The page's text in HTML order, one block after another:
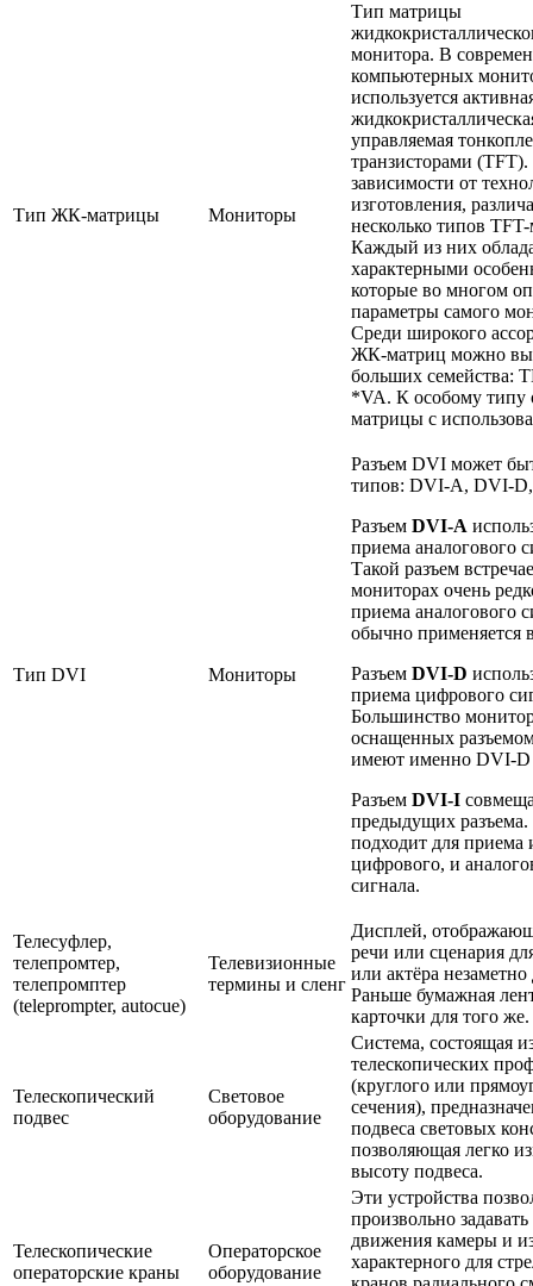
Тип ЖК-матрицы Мониторы
Тип матрицы
монитора. В
компьютерных
используется
управляемая
транзисторами
зависимости от
изготовления,
несколько типов
Каждый из них
характерными
которые во многом
параметры самого
Среди широкого
ЖК-матриц можно
больших семейства:
*VA. К особому типу
матрицы с
Тип DVI Мониторы
Разъем DVI может
типов: DVI-A, DVI-
Разъем DVI-A
приема аналогового
Такой разъем
мониторах очень
приема аналогового
обычно применяется
Разъем DVI-D
приема цифрового
Большинство
оснащенных
имеют именно DVI-D
Разъем DVI-I
предыдущих
подходит для приема
цифрового, и
сигнала.
Телесуфлер,
телепромтер,
телепромптер
(teleprompter, autocue)
Телевизионные
термины и сленг
Дисплей,
речи или сценария
или актёра незаметно
Раньше бумажная
карточки для того же.
Телескопический
подвес
Световое
оборудование
Система, состоящая
телескопических
(круглого или
сечения),
подвеса световых
позволяющая легко
высоту подвеса.
Телескопические
операторские краны
Операторское
оборудование
Эти устройства
произвольно
движения камеры и
характерного для